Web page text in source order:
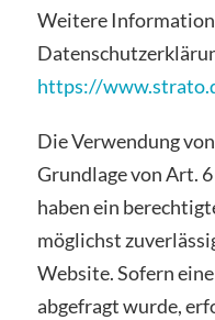
Weitere
https://
Die Verwendung
Grundlage von Art.
haben ein
möglichst
Website. Sofern
abgefragt wurde,